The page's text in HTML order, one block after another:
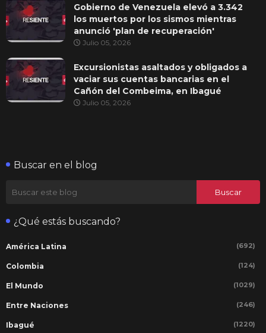
Gobierno de Venezuela elevó a 3.342
los muertos por los sismos mientras
anunció 'plan de recuperación'
Julio 05, 2026
Excursionistas asaltados y obligados a
vaciar sus cuentas bancarias en el
Cañón del Combeima, en Ibagué
Julio 05, 2026
Buscar en el blog
¿Qué estás buscando?
América Latina (692)
Colombia (124)
El Mundo (1029)
Entre Naciones (246)
Ibagué (1220)